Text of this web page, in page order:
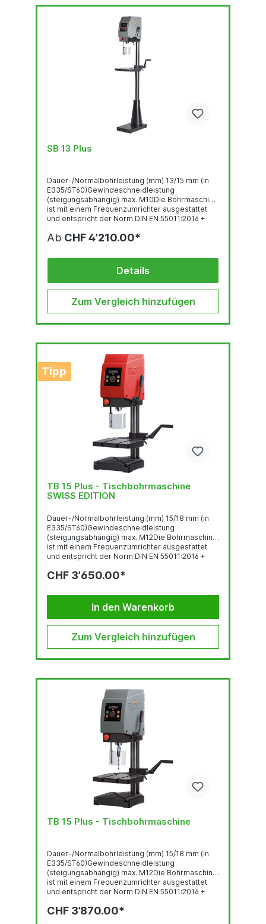
SB 13 Plus
Dauer-/Normalbohrleistung (mm) 13/15 mm (in
E335/ST60)Gewindeschneidleistung
(steigungsabhängig) max. M10Die Bohrmaschine
ist mit einem Frequenzumrichter ausgestattet
und entspricht der Norm DIN EN 55011:2016 +
und Sonderausstattung und
el mit OLED-DisplayRobuste, qualitativ
hochwertige Bohrkopf-Haube mit ergonomisch
Ab CHF 4’210.00*
Details
Zum Vergleich hinzufügen
Tipp
TB 15 Plus - Tischbohrmaschine
SWISS EDITION
Dauer-/Normalbohrleistung (mm) 15/18 mm (in
E335/ST60)Gewindeschneidleistung
(steigungsabhängig) max. M12Die Bohrmaschine
ist mit einem Frequenzumrichter ausgestattet
und entspricht der Norm DIN EN 55011:2016 +
Sonderausstattung und Zubehör.
OLED-Display Robuste, qualitativ hochwertige
Bohrkopf-Haube mit ergonomisch geneigter...
CHF 3’650.00*
In den Warenkorb
Zum Vergleich hinzufügen
TB 15 Plus - Tischbohrmaschine
Dauer-/Normalbohrleistung (mm) 15/18 mm (in
E335/ST60)Gewindeschneidleistung
(steigungsabhängig) max. M12Die Bohrmaschine
ist mit einem Frequenzumrichter ausgestattet
und entspricht der Norm DIN EN 55011:2016 +
Sonderausstattung und Zubehör.
CHF 3’870.00*